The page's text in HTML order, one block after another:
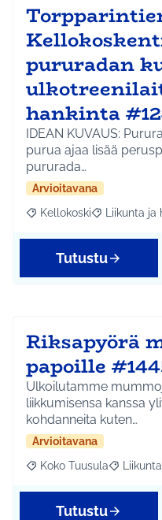
pururadan
hankinta
IDEAN KUVAUS:
purua ajaa lisää
pururada…
Arvioitavana
Rajaa tulokset aihepiirin
Kellokoski RajaaLiikunta
Tutustu
Riksapyörä
papoille
Ulkoilutamme
liikkumisensa kanssa
kohdanneita kuten…
Arvioitavana
Rajaa tulokset aihepiirin
Koko Tuusula Rajaa
Tutustu